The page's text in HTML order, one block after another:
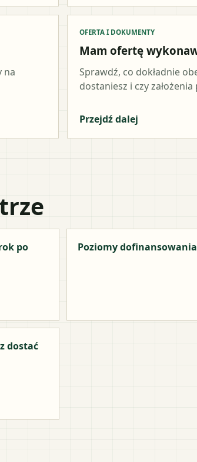
na
OFERTA I DOKUMENTY
Mam ofertę
Sprawdź, co dokładnie
dostaniesz i czy
Przejdź dalej
po
Poziomy dofinansowania
dostać